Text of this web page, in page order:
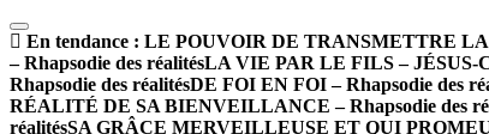
En tendance : LE POUVOIR DE TRANSMETTRE LA
– Rhapsodie des réalitésLA VIE PAR LE FILS – JÉSUS-
Rhapsodie des réalitésDE FOI EN FOI – Rhapsodie des
RÉALITÉ DE SA BIENVEILLANCE – Rhapsodie des
réalitésSA GRÂCE MERVEILLEUSE ET QUI